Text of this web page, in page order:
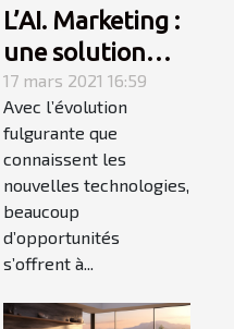
L’AI. Marketing :
une solution
pour augmenter
votre chiffre
d’affaires cette
année !
17 mars 2021 16:59
Avec l’évolution
fulgurante que
connaissent les
nouvelles technologies,
beaucoup
d’opportunités
s’offrent à...